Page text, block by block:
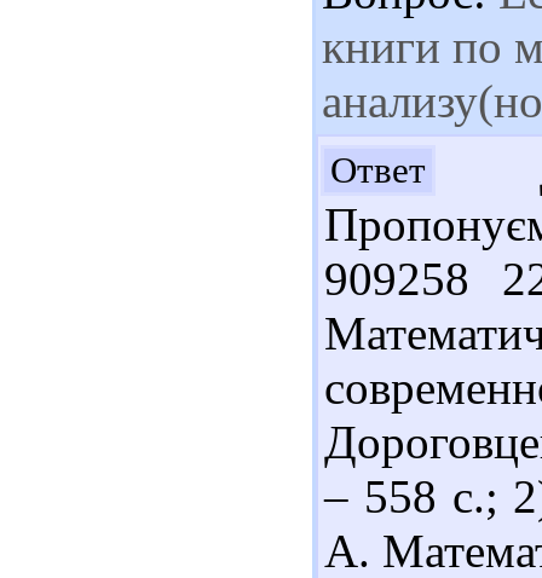
книги по
Ответ
909258
– 558 с.;
А.